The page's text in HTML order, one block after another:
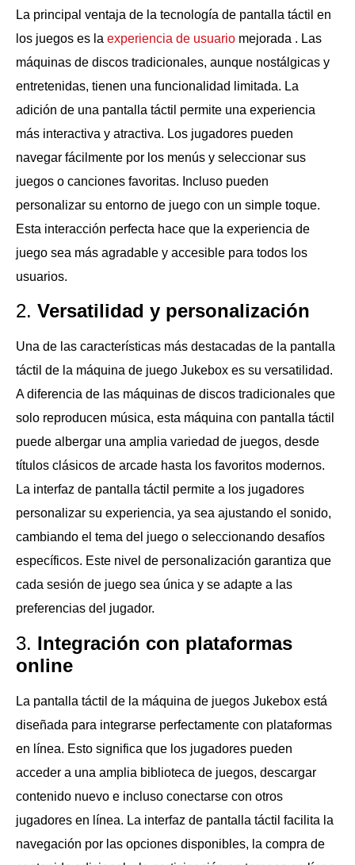
La principal ventaja de la tecnología de pantalla táctil en
los juegos es la experiencia de usuario mejorada . Las
máquinas de discos tradicionales, aunque nostálgicas y
entretenidas, tienen una funcionalidad limitada. La
adición de una pantalla táctil permite una experiencia
más interactiva y atractiva. Los jugadores pueden
navegar fácilmente por los menús y seleccionar sus
juegos o canciones favoritas. Incluso pueden
personalizar su entorno de juego con un simple toque.
Esta interacción perfecta hace que la experiencia de
juego sea más agradable y accesible para todos los
usuarios.
2. Versatilidad y personalización
Una de las características más destacadas de la pantalla
táctil de la máquina de juego Jukebox es su versatilidad.
A diferencia de las máquinas de discos tradicionales que
solo reproducen música, esta máquina con pantalla táctil
puede albergar una amplia variedad de juegos, desde
títulos clásicos de arcade hasta los favoritos modernos.
La interfaz de pantalla táctil permite a los jugadores
personalizar su experiencia, ya sea ajustando el sonido,
cambiando el tema del juego o seleccionando desafíos
específicos. Este nivel de personalización garantiza que
cada sesión de juego sea única y se adapte a las
preferencias del jugador.
3. Integración con plataformas
online
La pantalla táctil de la máquina de juegos Jukebox está
diseñada para integrarse perfectamente con plataformas
en línea. Esto significa que los jugadores pueden
acceder a una amplia biblioteca de juegos, descargar
contenido nuevo e incluso conectarse con otros
jugadores en línea. La interfaz de pantalla táctil facilita la
navegación por las opciones disponibles, la compra de